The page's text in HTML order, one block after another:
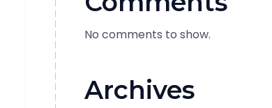
No comments to show.
Archives